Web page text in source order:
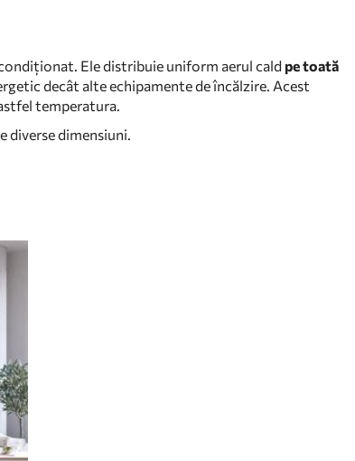
Ele distribuie uniform aerul cald pe toată
decât alte echipamente de încălzire. Acest
temperatura.
dimensiuni.